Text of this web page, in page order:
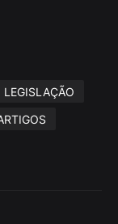
LEGISLAÇÃO